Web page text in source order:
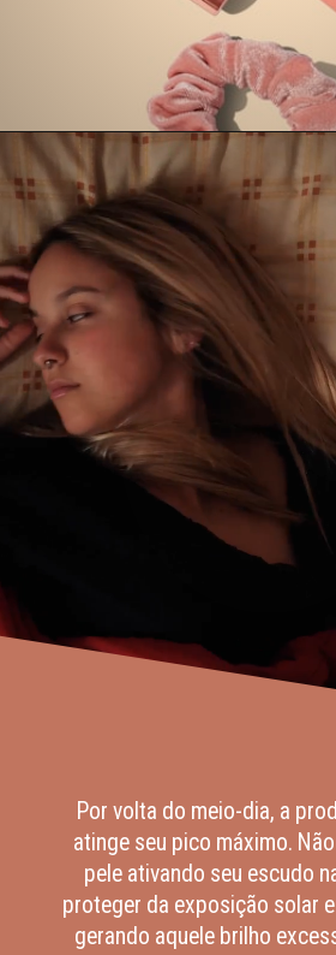
Por volta do meio-dia, a
atinge seu pico máximo.
pele ativando seu escudo
proteger da exposição solar
gerando aquele brilho